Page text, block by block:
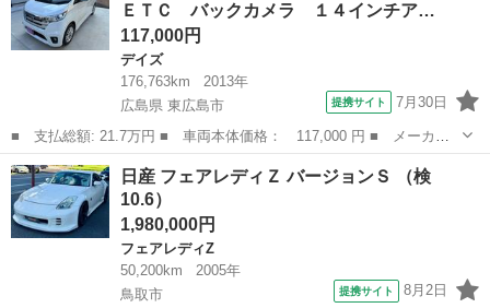
ンシーブレーキ ...ＥＴＣ バックカメラ １４インチア…
117,000円
デイズ
176,763km
2013年
広島県 東広島市
提携サイト 7月30日
■ 支払総額: 21.7万円 ■ 車両本体価格： 117,000 円 ■ メーカー
名： 日産 ■ 車種名： デイズ ■ グレード名： ハイウェイスタ
ー Ｘ ４ＷＤ ＥＴＣ バックカメラ １４インチアルミホイール
■ 排気量...
広島 東広島市
日産 フェアレディＺ バージョンＳ （検
10.6）
1,980,000円
フェアレディZ
50,200km
2005年
鳥取市
提携サイト 8月2日